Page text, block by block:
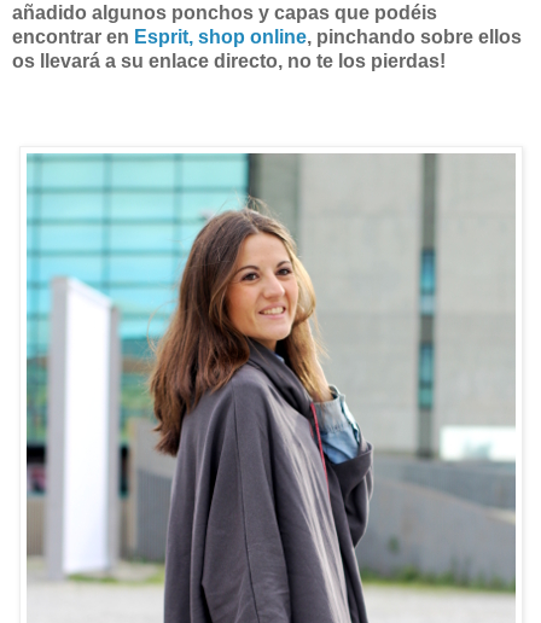
añadido algunos ponchos y capas que podéis
encontrar en Esprit, shop online, pinchando sobre ellos
os llevará a su enlace directo, no te los pierdas!